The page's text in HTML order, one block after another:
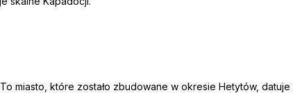
miasto, które zostało zbudowane w okresie Hetytów, datuje